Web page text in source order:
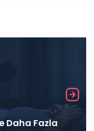
Daha Fazla